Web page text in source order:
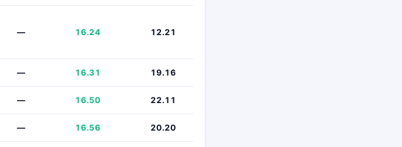
— 16.24 12.21
— 16.31 19.16
— 16.50 22.11
— 16.56 20.20